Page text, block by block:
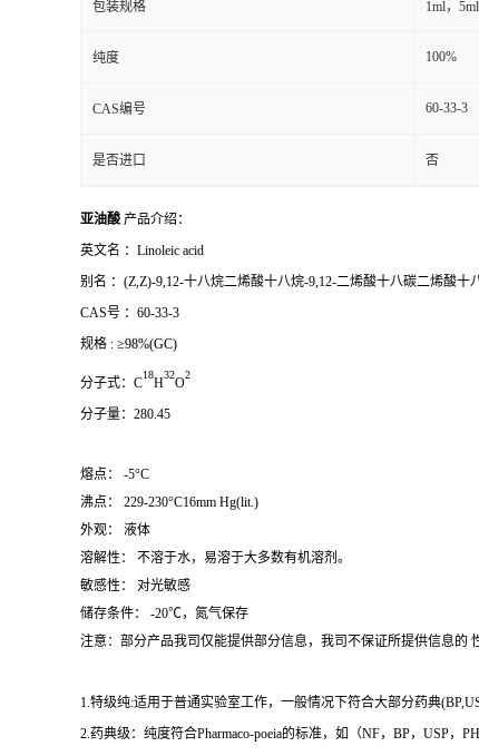
包装规格 1ml，
纯度 100%
CAS编号 60-33-3
是否进口 否
亚油酸产品介绍：
英文名 ： Linoleic acid
别名 ： (Z,Z)-9,12-十八烷二烯酸十八烷-9,12-二烯酸十八碳二烯酸
CAS号 ： 60-33-3
规格 : ≥98%(GC)
分子式： C
18
H
32
O
2
分子量： 280.45
熔点： -5°C
沸点： 229-230°C16mm Hg(lit.)
外观： 液体
溶解性： 不溶于水，易溶于大多数有机溶剂。
敏感性： 对光敏感
储存条件： -20℃，氮气保存
注意：部分产品我司仅能提供部分信息，我司不保证所提供信息的
1.特级纯:适用于普通实验室工作，一般情况下符合大部分药典
2.药典级：纯度符合Pharmaco-poeia的标准，如（NF，BP，USP，